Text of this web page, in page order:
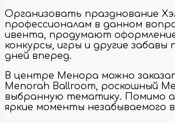
Организовать празднование
профессионалам в данном
ивента, продумают
конкурсы, игры и другие
дней вперед.
В центре Менора можно
Menorah Ballroom, роскошный
выбранную тематику. Помимо
яркие моменты незабываемого